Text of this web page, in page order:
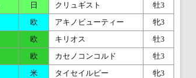
日 クリュギスト 牡3
欧 アキノビューティー 牝3
欧 キリオス 牡3
欧 カセノコンコルド 牡3
米 タイセイルビー 牝3